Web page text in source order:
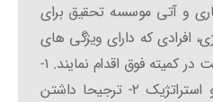
و آتی موسسه تحقیق برای
افرادی که دارای ویژگی های
ذیل می باشند جهت عضویت در کمیته فوق اقدام نمایند. ۱-
آشنا به امور برنامه ریزی و استراتژیک ۲- ترجیحا داشتن